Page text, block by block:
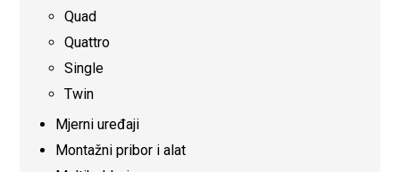
Quad
Quattro
Single
Twin
Mjerni uređaji
Montažni pribor i alat